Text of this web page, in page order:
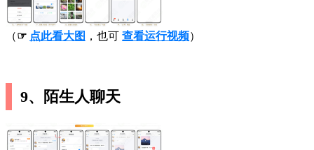
（☞ 点此看大图 ，也可 查看运行视频）
9、陌生人聊天